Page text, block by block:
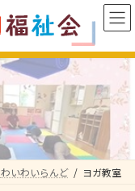
わいわいらんど ヨガ教室